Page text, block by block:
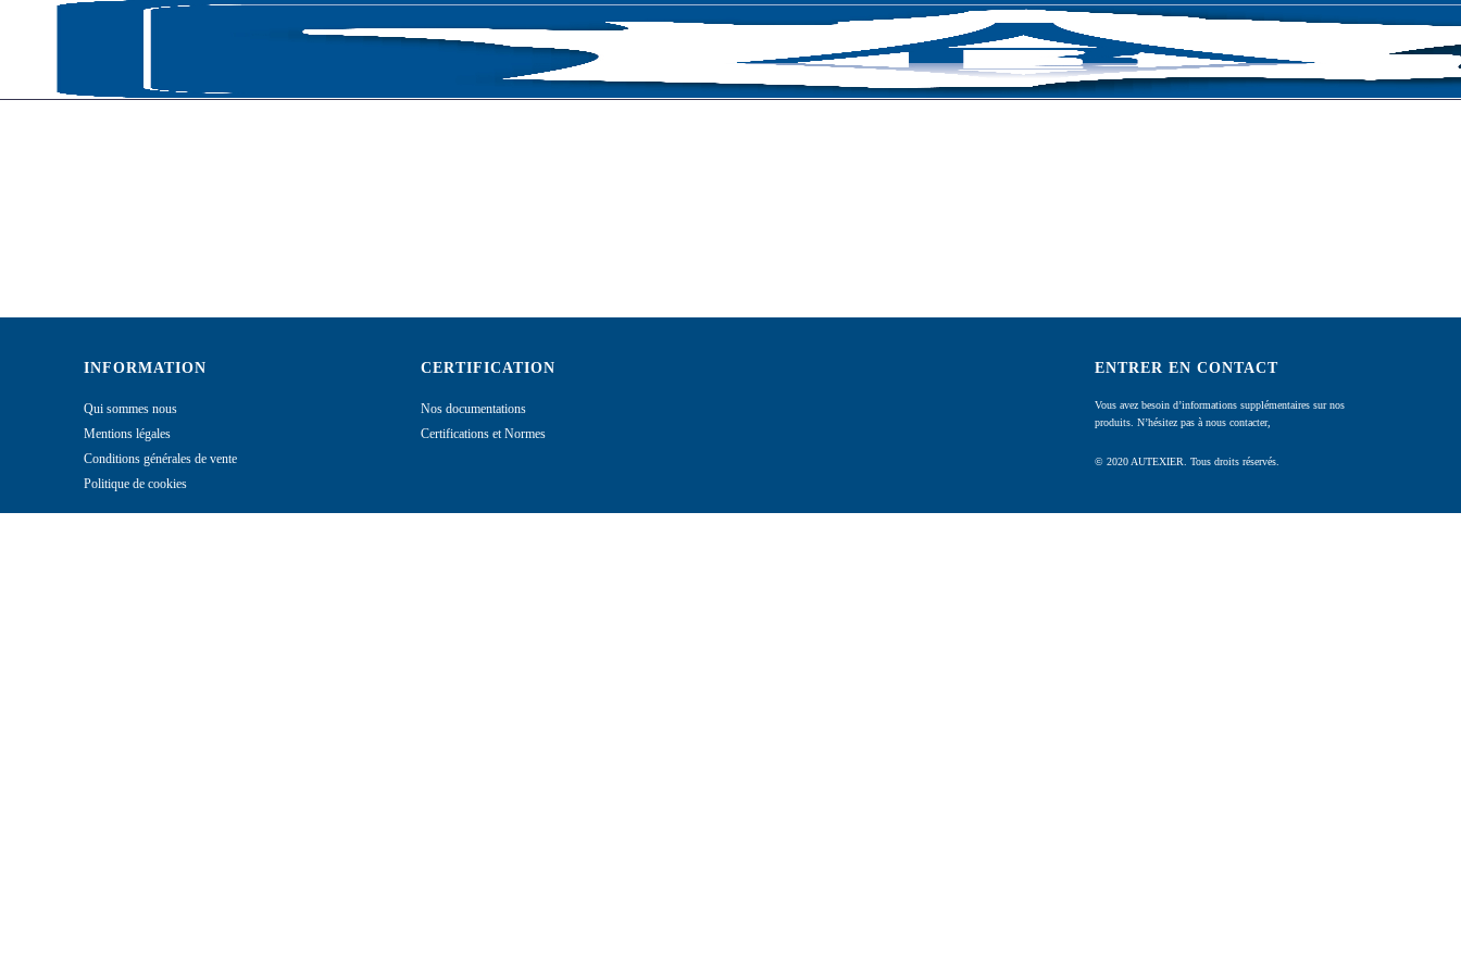
CATALOGUE ACTUALITÉS QUI SOMMES NOUS CONTACT
INFORMATION
Qui sommes nous
Mentions légales
Conditions générales de vente
Politique de cookies
CERTIFICATION
Nos documentations
Certifications et Normes
ENTRER EN CONTACT
Vous avez besoin d’informations supplémentaires sur nos
produits. N’hésitez pas à nous contacter,
© 2020 AUTEXIER. Tous droits réservés.